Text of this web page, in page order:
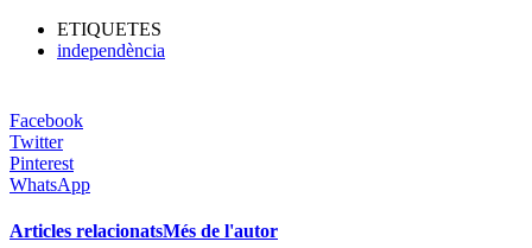
ETIQUETES
independència
Facebook
Twitter
Pinterest
WhatsApp
Articles relacionatsMés de l'autor